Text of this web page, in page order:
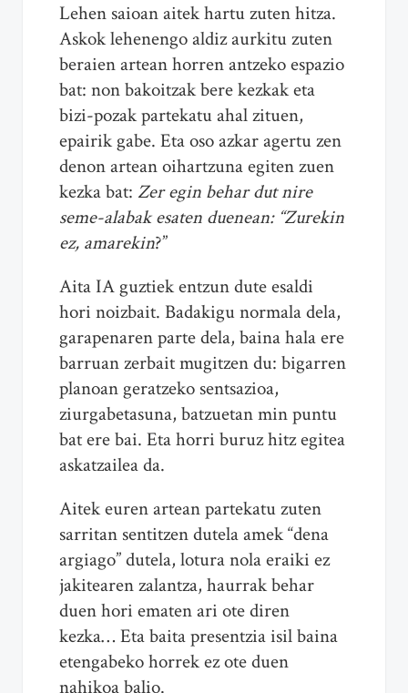
Lehen saioan aitek hartu zuten hitza.
Askok lehenengo aldiz aurkitu zuten
beraien artean horren antzeko espazio
bat: non bakoitzak bere kezkak eta
bizi-pozak partekatu ahal zituen,
epairik gabe. Eta oso azkar agertu zen
denon artean oihartzuna egiten zuen
kezka bat: Zer egin behar dut nire
seme-alabak esaten duenean: “Zurekin
ez, amarekin?”
Aita IA guztiek entzun dute esaldi
hori noizbait. Badakigu normala dela,
garapenaren parte dela, baina hala ere
barruan zerbait mugitzen du: bigarren
planoan geratzeko sentsazioa,
ziurgabetasuna, batzuetan min puntu
bat ere bai. Eta horri buruz hitz egitea
askatzailea da.
Aitek euren artean partekatu zuten
sarritan sentitzen dutela amek “dena
argiago” dutela, lotura nola eraiki ez
jakitearen zalantza, haurrak behar
duen hori ematen ari ote diren
kezka… Eta baita presentzia isil baina
etengabeko horrek ez ote duen
nahikoa balio.